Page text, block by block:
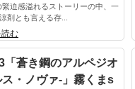
緊迫感溢れるストーリーの中、一
剤とも言える存...
む
「蒼き鋼のアルペジオ
ス・ノヴァ-」霧くまs